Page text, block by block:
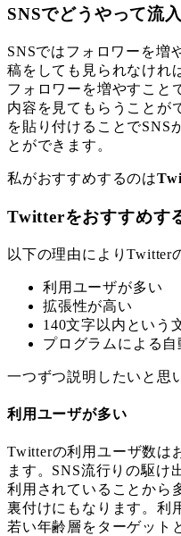
SNSでどうやって流
SNSではフォロワーを増
稿をしても見られなけれ
フォロワーを増やすこと
内容を見てもらうことが
を貼り付けることでSNS
とができます。
私がおすすめするのは
Twitterをおすすめす
以下の理由によりTwitter
利用ユーザが多い
拡張性が高い
140文字以内という
プログラムによる
一つずつ説明したいと思
利用ユーザが多い
Twitterの利用ユーザ数は
ます。SNS流行りの駆け
利用されていることから
裏付けにもなります。利
若い年齢層をターゲット